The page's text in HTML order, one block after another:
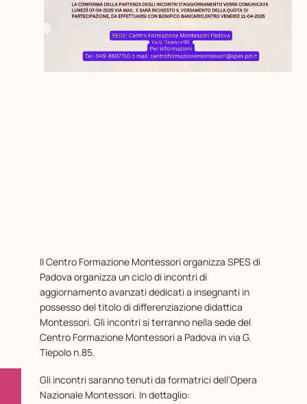
Il Centro Formazione Montessori organizza SPES di
Padova organizza un ciclo di incontri di
aggiornamento avanzati dedicati a insegnanti in
possesso del titolo di differenziazione didattica
Montessori. Gli incontri si terranno nella sede del
Centro Formazione Montessori a Padova in via G.
Tiepolo n.85.
Gli incontri saranno tenuti da formatrici dell’Opera
Nazionale Montessori. In dettaglio: